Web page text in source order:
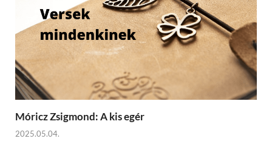
Móricz Zsigmond: A kis egér
2025.05.04.